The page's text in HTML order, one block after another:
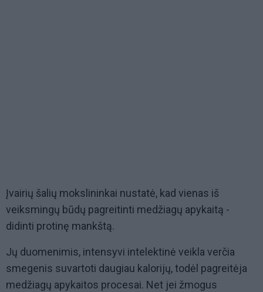
Įvairių šalių mokslininkai nustatė, kad vienas iš
veiksmingų būdų pagreitinti medžiagų apykaitą -
didinti protinę mankštą.
Jų duomenimis, intensyvi intelektinė veikla verčia
smegenis suvartoti daugiau kalorijų, todėl pagreitėja
medžiagų apykaitos procesai. Net jei žmogus